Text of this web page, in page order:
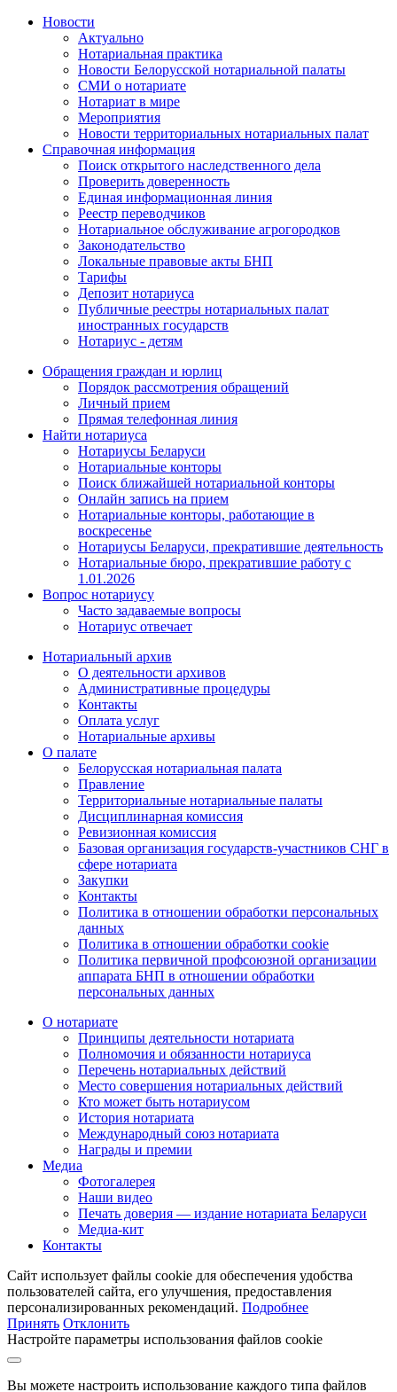
Новости
Актуально
Нотариальная практика
Новости Белорусской нотариальной палаты
СМИ о нотариате
Нотариат в мире
Мероприятия
Новости территориальных нотариальных палат
Справочная информация
Поиск открытого наследственного дела
Проверить доверенность
Единая информационная линия
Реестр переводчиков
Нотариальное обслуживание агрогородков
Законодательство
Локальные правовые акты БНП
Тарифы
Депозит нотариуса
Публичные реестры нотариальных палат
иностранных государств
Нотариус - детям
Обращения граждан и юрлиц
Порядок рассмотрения обращений
Личный прием
Прямая телефонная линия
Найти нотариуса
Нотариусы Беларуси
Нотариальные конторы
Поиск ближайшей нотариальной конторы
Онлайн запись на прием
Нотариальные конторы, работающие в
воскресенье
Нотариусы Беларуси, прекратившие деятельность
Нотариальные бюро, прекратившие работу с
1.01.2026
Вопрос нотариусу
Часто задаваемые вопросы
Нотариус отвечает
Нотариальный архив
О деятельности архивов
Административные процедуры
Контакты
Оплата услуг
Нотариальные архивы
О палате
Белорусская нотариальная палата
Правление
Территориальные нотариальные палаты
Дисциплинарная комиссия
Ревизионная комиссия
Базовая организация государств-участников СНГ в
сфере нотариата
Закупки
Контакты
Политика в отношении обработки персональных
данных
Политика в отношении обработки cookie
Политика первичной профсоюзной организации
аппарата БНП в отношении обработки
персональных данных
О нотариате
Принципы деятельности нотариата
Полномочия и обязанности нотариуса
Перечень нотариальных действий
Место совершения нотариальных действий
Кто может быть нотариусом
История нотариата
Международный союз нотариата
Награды и премии
Медиа
Фотогалерея
Наши видео
Печать доверия — издание нотариата Беларуси
Медиа-кит
Контакты
Сайт использует файлы cookie для обеспечения удобства
пользователей сайта, его улучшения, предоставления
персонализированных рекомендаций. Подробнее
Принять Отклонить
Настройте параметры использования файлов cookie
Вы можете настроить использование каждого типа файлов